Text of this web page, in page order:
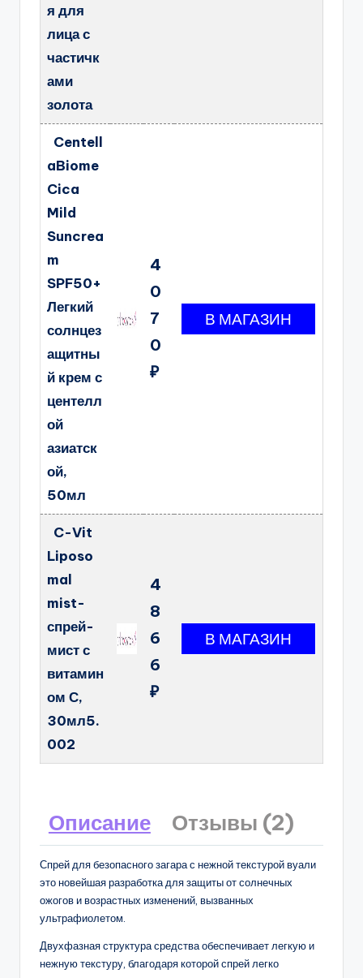
я для
лица с
частичк
ами
золота
Centell
aBiome
Cica
Mild
Suncrea
m
SPF50+
Легкий
солнцез
ащитны
й крем с
центелл
ой
азиатск
ой,
50мл
4
0
7
0
₽
C-Vit
Liposo
mal
mist-
спрей-
мист с
витамин
ом С,
30мл5.
002
4
8
6
6
₽
Описание Отзывы (2)
Спрей для безопасного загара с нежной текстурой вуали
это новейшая разработка для защиты от солнечных
ожогов и возрастных изменений, вызванных
ультрафиолетом.
Двухфазная структура средства обеспечивает легкую и
нежную текстуру, благодаря которой спрей легко